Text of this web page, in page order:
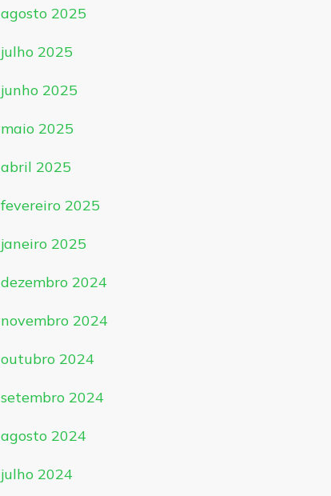
agosto 2025
julho 2025
junho 2025
maio 2025
abril 2025
fevereiro 2025
janeiro 2025
dezembro 2024
novembro 2024
outubro 2024
setembro 2024
agosto 2024
julho 2024